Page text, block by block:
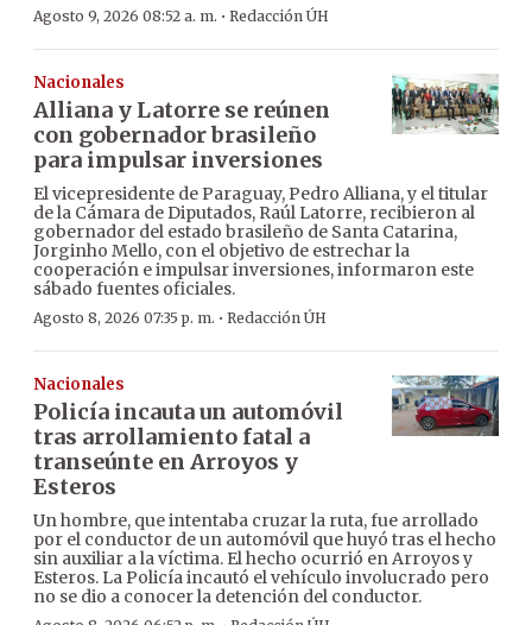
Agosto 9, 2026 08:52 a. m. · Redacción ÚH
Nacionales
Alliana y Latorre se reúnen
con gobernador brasileño
para impulsar inversiones
El vicepresidente de Paraguay, Pedro Alliana, y el titular
de la Cámara de Diputados, Raúl Latorre, recibieron al
gobernador del estado brasileño de Santa Catarina,
Jorginho Mello, con el objetivo de estrechar la
cooperación e impulsar inversiones, informaron este
sábado fuentes oficiales.
Agosto 8, 2026 07:35 p. m. · Redacción ÚH
Nacionales
Policía incauta un automóvil
tras arrollamiento fatal a
transeúnte en Arroyos y
Esteros
Un hombre, que intentaba cruzar la ruta, fue arrollado
por el conductor de un automóvil que huyó tras el hecho
sin auxiliar a la víctima. El hecho ocurrió en Arroyos y
Esteros. La Policía incautó el vehículo involucrado pero
no se dio a conocer la detención del conductor.